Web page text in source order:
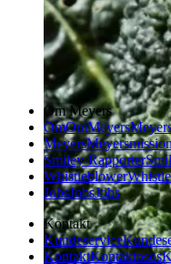
Om Meyers
OmOmMeyers
MeyersMeyers
Smiley-Rapporter
Whistleblower
JobsJobsJobs
Kontakt
Kundeservice
KontaktKontaktosos